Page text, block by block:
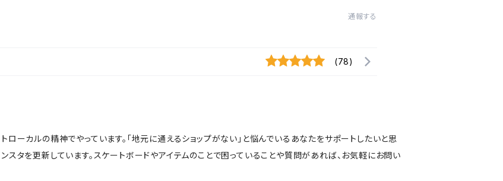
通報する
(78)
ローカルの精神でやっています。「地元に通えるショップがない」と悩んでいるあなたをサポートしたいと思
スタを更新しています。スケートボードやアイテムのことで困っていることや質問があれば、お気軽にお問い